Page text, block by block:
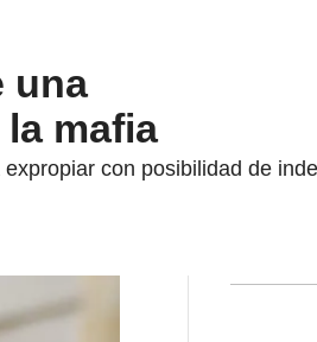
una
mafia
con posibilidad de